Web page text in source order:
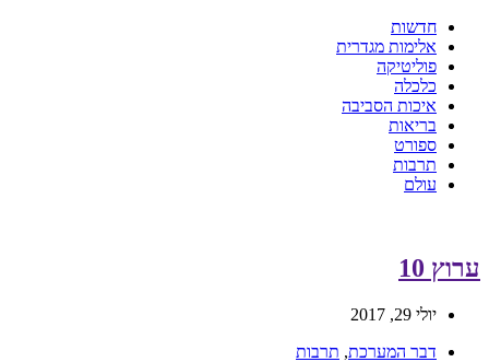
חדשות
אלימות מגדרית
פוליטיקה
כלכלה
איכות הסביבה
בריאות
ספורט
תרבות
עולם
ערוץ 10
יולי 29, 2017
דבר המערכת, תרבות